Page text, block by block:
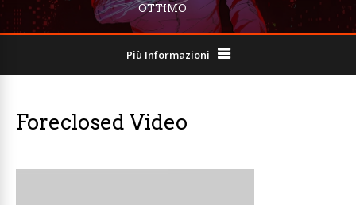
OTTIMO
Più Informazioni
Foreclosed Video